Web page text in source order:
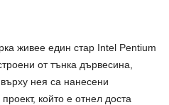
живее един стар Intel Pentium
от тънка дървесина,
нея са нанесени
който е отнел доста